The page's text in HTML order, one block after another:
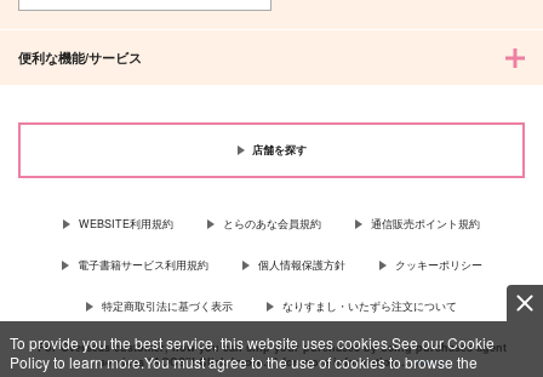
To provide you the best service, this website uses cookies.See our Cookie
Policy to learn more.You must agree to the use of cookies to browse the
便利な機能/サービス
店舗を探す
WEBSITE利用規約 とらのあな会員規約 通信販売ポイント規約
電子書籍サービス利用規約 個人情報保護方針 クッキーポリシー
特定商取引法に基づく表示 なりすまし・いたずら注文について
For Overseas customer, now you can ship your purchases by using purchases agent
services “AOCS”! Click {more…} for more information …more